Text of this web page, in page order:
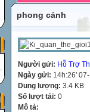
phong cảnh
Người gửi: Hỗ Trợ
Ngày gửi: 14h:26'
Dung lượng: 3.4 KB
Số lượt tải: 0
Mô tả: